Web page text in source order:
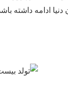
ادامه داشته